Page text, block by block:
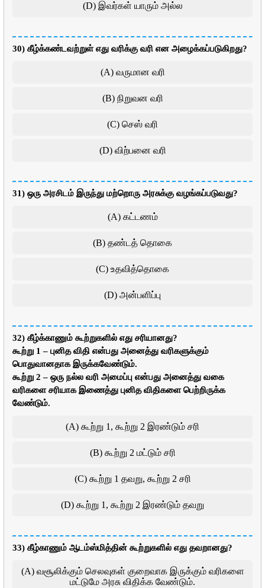
(D) இவர்கள் யாரும் அல்ல
30) கீழ்க்கண்டவற்றுள் எது வரிக்கு வரி என அழைக்கப்படுகிறது?
(A) வருமான வரி
(B) நிறுவன வரி
(C) செஸ் வரி
(D) விற்பனை வரி
31) ஒரு அரசிடம் இருந்து மற்றொரு அரசுக்கு வழங்கப்படுவது?
(A) கட்டணம்
(B) தண்டத் தொகை
(C) உதவித்தொகை
(D) அன்பளிப்பு
32) கீழ்க்காணும் கூற்றுகளில் எது சரியானது?
கூற்று 1 – புனித விதி என்பது அனைத்து வரிகளுக்கும்
பொதுவானதாக இருக்கவேண்டும்.
கூற்று 2 – ஒரு நல்ல வரி அமைப்பு என்பது அனைத்து வகை
வரிகளை சரியாக இணைத்து புனித விதிகளை பெற்றிருக்க
வேண்டும்.
(A) கூற்று 1, கூற்று 2 இரண்டும் சரி
(B) கூற்று 2 மட்டும் சரி
(C) கூற்று 1 தவறு, கூற்று 2 சரி
(D) கூற்று 1, கூற்று 2 இரண்டும் தவறு
33) கீழ்காணும் ஆடம்ஸ்மித்தின் கூற்றுகளில் எது தவறானது?
(A) வசூலிக்கும் செலவுகள் குறைவாக இருக்கும் வரிகளை
மட்டுமே அரசு விதிக்க வேண்டும்.